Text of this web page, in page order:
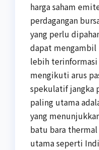
harga saham
perdagangan
yang perlu
dapat mengambil
lebih
mengikuti arus
spekulatif jangka
paling utama
yang
batu bara
utama seperti